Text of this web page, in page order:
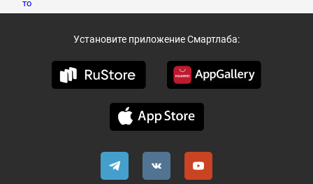
Установите приложение Смартлаба: